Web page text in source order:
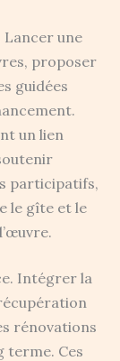
Lancer une
proposer
guidées
un lien
participatifs,
le gîte et le
Intégrer la
rénovations
terme. Ces